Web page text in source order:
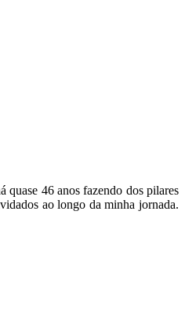
46 anos fazendo dos pilares
ao longo da minha jornada.